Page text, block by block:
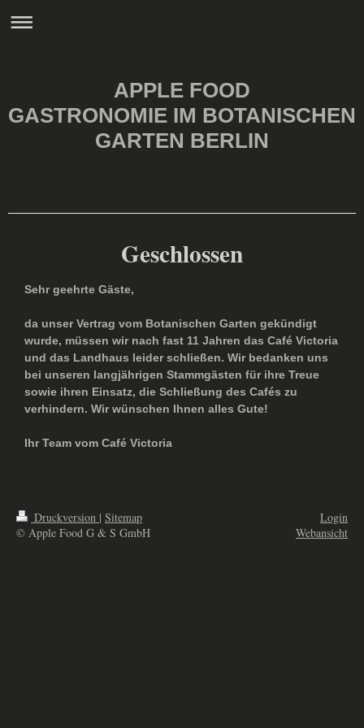
APPLE FOOD
GASTRONOMIE IM BOTANISCHEN
GARTEN BERLIN
Geschlossen
Sehr geehrte Gäste,
da unser Vertrag vom Botanischen Garten gekündigt
wurde, müssen wir nach fast 11 Jahren das Café Victoria
und das Landhaus leider schließen. Wir bedanken uns
bei unseren langjährigen Stammgästen für ihre Treue
sowie ihren Einsatz, die Schließung des Cafés zu
verhindern. Wir wünschen Ihnen alles Gute!
Ihr Team vom Café Victoria
Druckversion | Sitemap
© Apple Food G & S GmbH
Login
Webansicht